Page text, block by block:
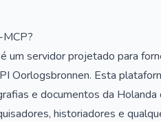
um servidor projetado para
Oorlogsbronnen. Esta
e documentos da
historiadores e